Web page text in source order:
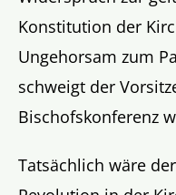
Konstitution der
Ungehorsam zum
schweigt der
Bischofskonferenz
Tatsächlich wäre